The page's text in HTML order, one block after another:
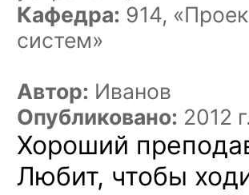
Кафедра: 914,
систем»
Автор: Иванов
Опубликовано: 2012
Хороший
Любит, чтобы